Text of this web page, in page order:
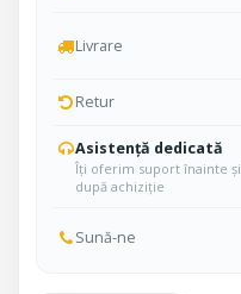
Livrare
Retur
Asistență dedicată
Îți oferim suport înainte și
după achiziție
Sună-ne